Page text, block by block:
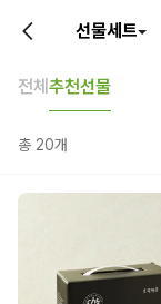
선물세트
전체 추천선물
총 20개